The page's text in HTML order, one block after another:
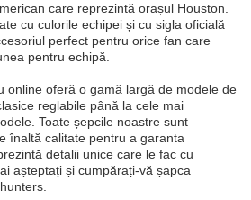
care reprezintă orașul Houston.
cu culorile echipei și cu sigla oficială
perfect pentru orice fan care
pentru echipă.
online oferă o gamă largă de modele de
reglabile până la cele mai
Toate șepcile noastre sunt
înaltă calitate pentru a garanta
detalii unice care le fac cu
așteptați și cumpărați-vă șapca